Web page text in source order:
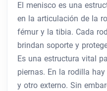
El menisco es una
en la articulación de la
fémur y la tibia. Cada
brindan soporte y
Es una estructura vital
piernas. En la rodilla
y otro externo. Sin